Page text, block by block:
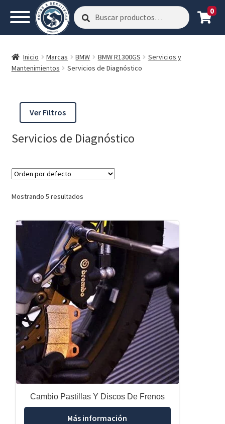
Buscar
por:
Buscar 0
Inicio Marcas BMW BMW R1300GS
Servicios y
Mantenimientos
Servicios de Diagnóstico
Ver Filtros
Servicios de Diagnóstico
Mostrando 5 resultados
Cambio Pastillas Y Discos De Frenos
Más información